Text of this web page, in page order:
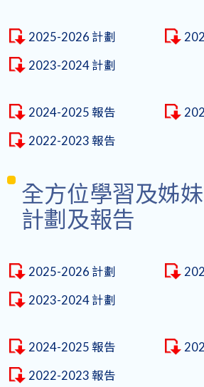
2025-2026 計劃
2023-2024 計劃
2024-2025 報告
2022-2023 報告
全方位學習及姊
計劃及報告
2025-2026 計劃
2023-2024 計劃
2024-2025 報告
2022-2023 報告